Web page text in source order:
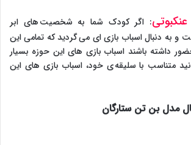
: اگر کودک شما به شخصیت های ابر
و به دنبال اسباب بازی ای می گردید که تمامی این
داشته باشند اسباب بازی های این حوزه بسیار
متناسب با سلیقه ی خود، اسباب بازی های این
مدل بن تن ستارگان